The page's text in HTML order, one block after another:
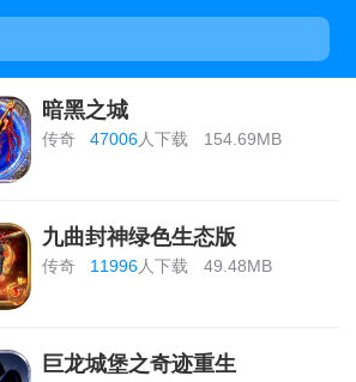
暗黑之城
传奇 47006人下载 154.69MB
九曲封神绿色生态版
传奇 11996人下载 49.48MB
巨龙城堡之奇迹重生